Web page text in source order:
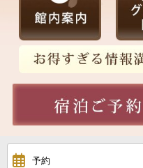
予約